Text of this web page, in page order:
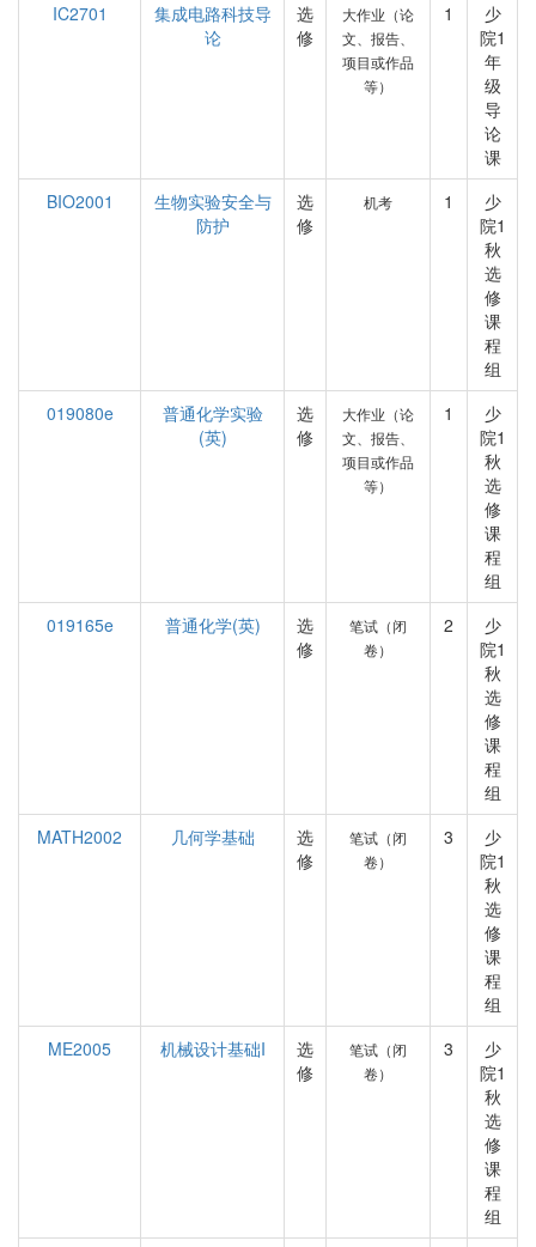
IC2701
集成电路科技导
论
选
修
大作业（论
文、报告、
项目或作品
等）
1
少
院1
年
级
导
论
课
BIO2001
生物实验安全与
防护
选
修
机考 1
少
院1
秋
选
修
课
程
组
019080e
普通化学实验
(英)
选
修
大作业（论
文、报告、
项目或作品
等）
1
少
院1
秋
选
修
课
程
组
019165e
普通化学(英)
选
修
笔试（闭
卷）
2
少
院1
秋
选
修
课
程
组
MATH2002
几何学基础
选
修
笔试（闭
卷）
3
少
院1
秋
选
修
课
程
组
ME2005
机械设计基础I
选
修
笔试（闭
卷）
3
少
院1
秋
选
修
课
程
组